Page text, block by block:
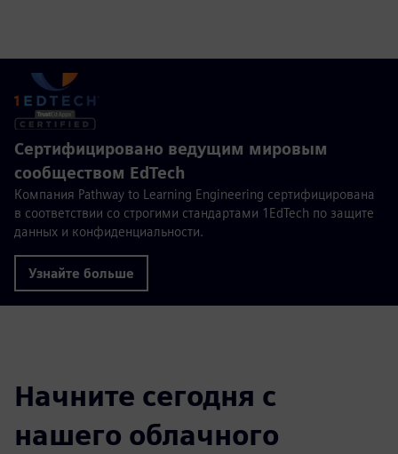
Сертифицировано ведущим мировым
сообществом EdTech
Компания Pathway to Learning Engineering сертифицирована
в соответствии со строгими стандартами 1EdTech по защите
данных и конфиденциальности.
Узнайте больше
Начните сегодня с
нашего облачного